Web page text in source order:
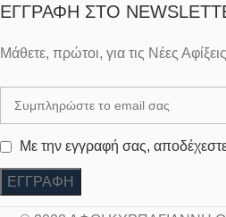
ΕΓΓΡΑΦΉ ΣΤΟ
Μάθετε, πρώτοι, για τις Νέες
Με την εγγραφή σας,